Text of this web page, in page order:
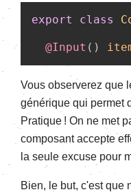
export class
@Input ()
Vous observerez que
générique qui permet
Pratique ! On ne met
composant accepte
la seule excuse pour
Bien, le but, c'est que